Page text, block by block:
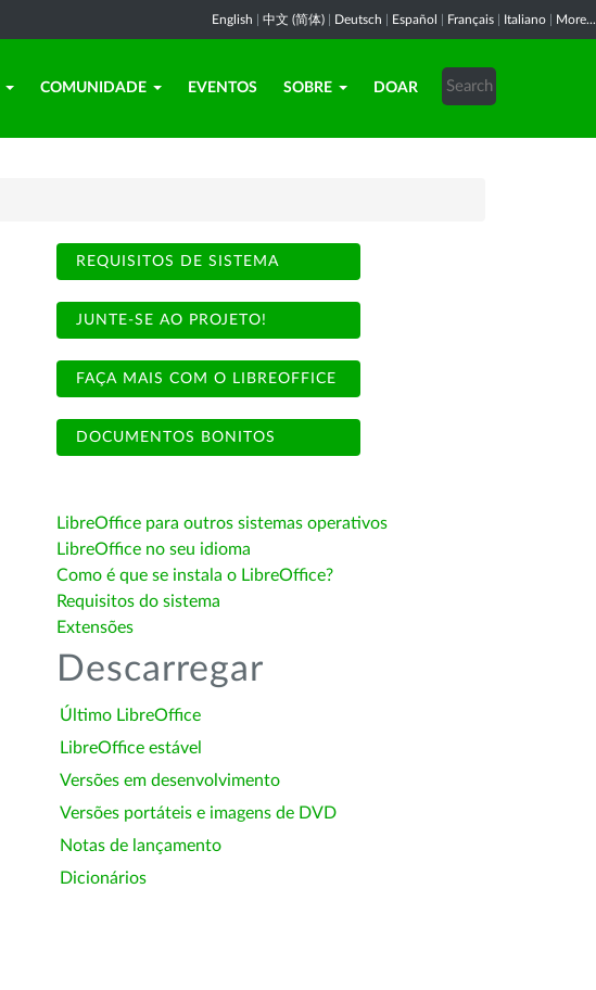
English 中文 (简体) Deutsch Español Français Italiano More...
COMUNIDADE EVENTOS SOBRE DOAR
REQUISITOS DE SISTEMA
JUNTE-SE AO PROJETO!
FAÇA MAIS COM O LIBREOFFICE
DOCUMENTOS BONITOS
LibreOffice para outros sistemas operativos
LibreOffice no seu idioma
Como é que se instala o LibreOffice?
Requisitos do sistema
Extensões
Descarregar
Último LibreOffice
LibreOffice estável
Versões em desenvolvimento
Versões portáteis e imagens de DVD
Notas de lançamento
Dicionários